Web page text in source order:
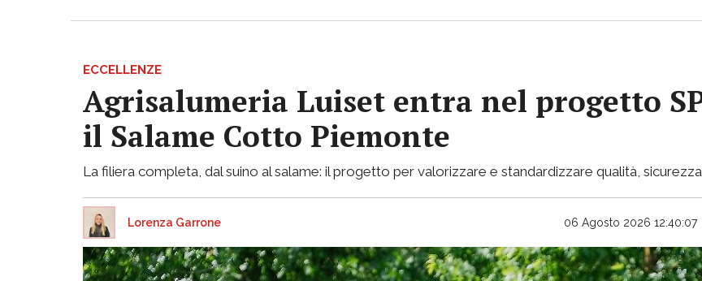
ECCELLENZE
Agrisalumeria Luiset entra nel progetto
il Salame Cotto Piemonte
La filiera completa, dal suino al salame: il progetto per valorizzare e standardizzare qualità,
Lorenza Garrone 06 Agosto 2026 12:40:07